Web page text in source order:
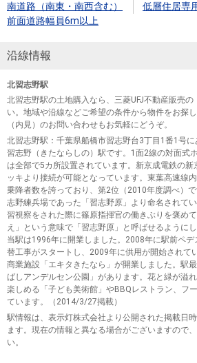
南道路（南東・南西含む）
低層住居専
前面道路幅員6m以上
沿線情報
北習志野駅
北習志野駅の土地購入なら、三菱UFJ不動産販売
い。地域や沿線などご希望の条件から物件をお探
（内見）のお問い合わせもお気軽にどうぞ。
北習志野駅 ：千葉県船橋市習志野台3丁目1番1号
習志野（きたならしの）駅です。1面2線の対面式
は全部で5カ所設置されています。新京成電鉄の
ッキより接続が可能となっています。東葉高速線
乗降者数を誇っており、第2位（2010年度調べ）
志野練兵場であった「習志野原」より命名されて
習視察をされた際に篠原指揮官の働きぶりを褒め
え」という意味で「習志野原」と呼ばせるように
当駅は1996年に開業しました。2008年に駅前ペ
替工事がスタートし、2009年に供用が開始されて
商業施設「エキタきたなら」が開業しました。駅
ばしアンデルセン公園」があります。花と緑が溢
楽しめる「子ども美術館」やBBQレストラン、フ
ています。（2014/3/27掲載）
駅情報は、表示灯株式会社より公開された掲載日
ます。現在の情報と異なる場合がございますので
い。